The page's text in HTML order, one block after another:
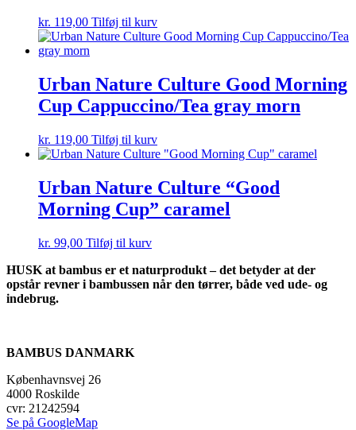
kr. 119,00 Tilføj til kurv
Urban Nature Culture Good Morning
Cup Cappuccino/Tea gray morn
kr. 119,00 Tilføj til kurv
Urban Nature Culture “Good
Morning Cup” caramel
kr. 99,00 Tilføj til kurv
HUSK at bambus er et naturprodukt – det betyder at der
opstår revner i bambussen når den tørrer, både ved ude- og
indebrug.
BAMBUS DANMARK
Københavnsvej 26
4000 Roskilde
cvr: 21242594
Se på GoogleMap